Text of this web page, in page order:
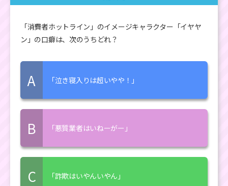
「消費者ホットライン」のイメージキャラクター「イヤヤ
ン」の口癖は、次のうちどれ？
A 「泣き寝入りは超いやや！」
B 「悪質業者はいねーがー」
C 「詐欺はいやんいやん」